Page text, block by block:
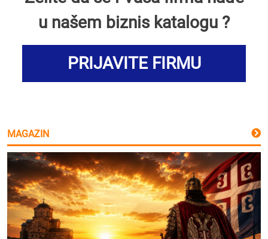
u našem biznis katalogu ?
PRIJAVITE FIRMU
MAGAZIN